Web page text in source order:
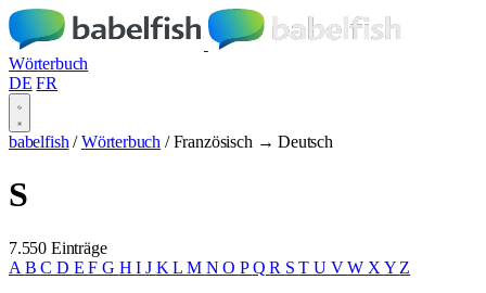
Wörterbuch
DE FR
babelfish / Wörterbuch / Französisch → Deutsch
S
7.550 Einträge
A BC D EF G HI J KL M NO PQR STU VW X Y Z